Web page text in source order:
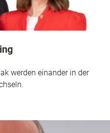
werden einander in der